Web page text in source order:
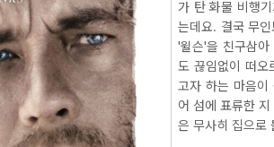
가 탄 화물 비행
는데요. 결국 무
'윌슨'을 친구삼
도 끊임없이 떠오
고자 하는 마음
어 섬에 표류한
은 무사히 집으로